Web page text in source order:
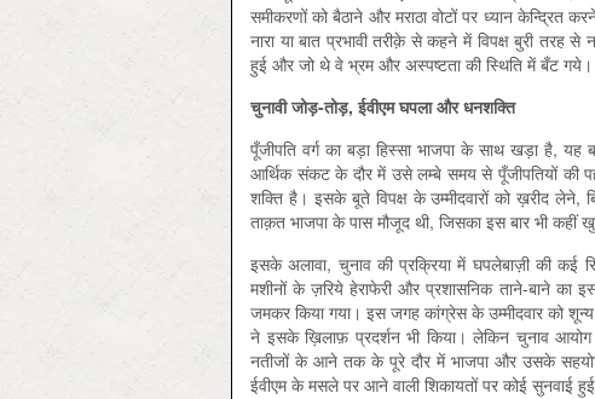
समीकरणों को बैठाने और मराठा वोटों पर ध्यान केन्द्रित
नारा या बात प्रभावी तरीक़े से कहने में विपक्ष बुरी तरह से
हुई और जो थे वे भ्रम और अस्पष्टता की स्थिति में बँट गये।
चुनावीजोड़-तोड़,ईवीएमघपलाऔरधनशक्ति
पूँजीपति वर्ग का बड़ा हिस्सा भाजपा के साथ खड़ा है, यह
आर्थिक संकट के दौर में उसे लम्बे समय से पूँजीपतियों की
शक्ति है। इसके बूते विपक्ष के उम्मीदवारों को ख़रीद लेने,
ताक़त भाजपा के पास मौजूद थी, जिसका इस बार भी कहीं
इसके अलावा, चुनाव की प्रक्रिया में घपलेबाज़ी की कई
मशीनों के ज़रिये हेराफेरी और प्रशासनिक ताने-बाने का
जमकर किया गया। इस जगह कांग्रेस के उम्मीदवार को शून्य
ने इसके ख़िलाफ़ प्रदर्शन भी किया। लेकिन चुनाव
नतीजों के आने तक के पूरे दौर में भाजपा और उसके
ईवीएम के मसले पर आने वाली शिकायतों पर कोई सुनवाई